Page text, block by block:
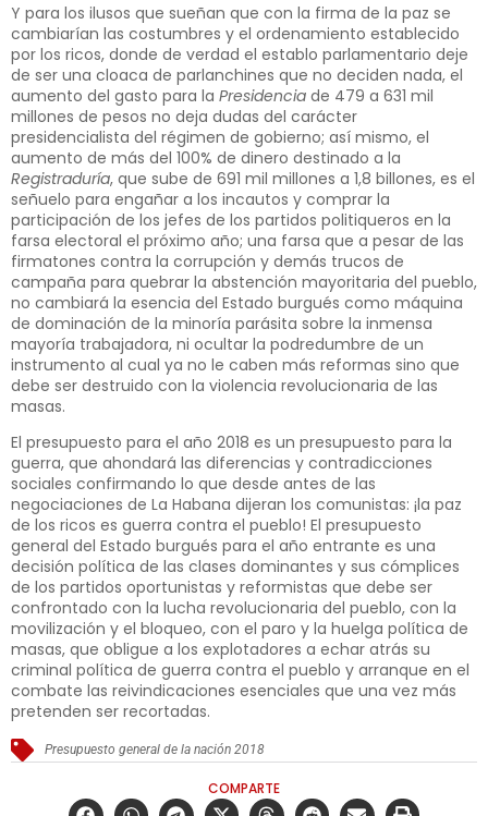
Y para los ilusos que sueñan que con la firma de la paz se
cambiarían las costumbres y el ordenamiento establecido
por los ricos, donde de verdad el establo parlamentario deje
de ser una cloaca de parlanchines que no deciden nada, el
aumento del gasto para la Presidencia de 479 a 631 mil
millones de pesos no deja dudas del carácter
presidencialista del régimen de gobierno; así mismo, el
aumento de más del 100% de dinero destinado a la
Registraduría, que sube de 691 mil millones a 1,8 billones, es el
señuelo para engañar a los incautos y comprar la
participación de los jefes de los partidos politiqueros en la
farsa electoral el próximo año; una farsa que a pesar de las
firmatones contra la corrupción y demás trucos de
campaña para quebrar la abstención mayoritaria del pueblo,
no cambiará la esencia del Estado burgués como máquina
de dominación de la minoría parásita sobre la inmensa
mayoría trabajadora, ni ocultar la podredumbre de un
instrumento al cual ya no le caben más reformas sino que
debe ser destruido con la violencia revolucionaria de las
masas.
El presupuesto para el año 2018 es un presupuesto para la
guerra, que ahondará las diferencias y contradicciones
sociales confirmando lo que desde antes de las
negociaciones de La Habana dijeran los comunistas: ¡la paz
de los ricos es guerra contra el pueblo! El presupuesto
general del Estado burgués para el año entrante es una
decisión política de las clases dominantes y sus cómplices
de los partidos oportunistas y reformistas que debe ser
confrontado con la lucha revolucionaria del pueblo, con la
movilización y el bloqueo, con el paro y la huelga política de
masas, que obligue a los explotadores a echar atrás su
criminal política de guerra contra el pueblo y arranque en el
combate las reivindicaciones esenciales que una vez más
pretenden ser recortadas.
Presupuesto general de la nación 2018
COMPARTE